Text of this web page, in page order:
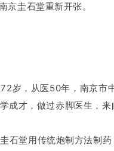
京圭石堂重新开张。
岁，从医50年，南京
成才，做过赤脚医生，来
石堂用传统炮制方法制